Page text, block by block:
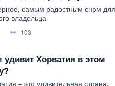
самым радостным сном для
владельца
103
удивит Хорватия в этом
– это удивительная страна,